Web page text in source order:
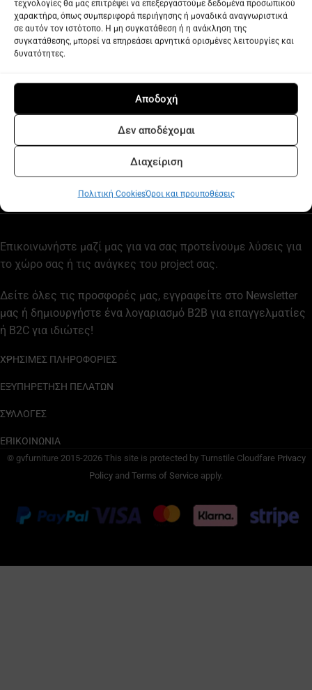
Πολιτική CookiesΌροι και προυποθέσεις
Επικοινωνήστε μαζί μας για να σας προτείνουμε λύσεις για
το χώρο σας ή τις ανάγκες του project σας.
Δείτε όλες τις προσφορές μας, εγγραφείτε στο Newsletter
μας ή δημιουργήστε ένα λογαριασμό B2B για επαγγελματίες
ή B2C για ιδιώτες!
ΧΡΗΣΙΜΕΣ ΠΛΗΡΟΦΟΡΙΕΣ
ΕΞΥΠΗΡΕΤΗΣΗ ΠΕΛΑΤΩΝ
ΣΥΛΛΟΓΕΣ
ΕΠΙΚΟΙΝΩΝΙΑ
© gvfurniture 2015-2026 This site is protected by Turnstile Cloudfare Privacy
Policy and Terms of Service apply.